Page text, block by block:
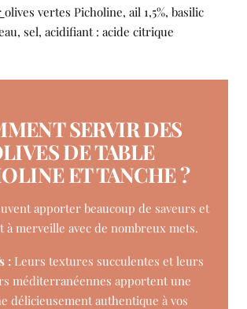
olives vertes Picholine, ail 1,5%, basilic
sel, acidifiant : acide citrique
SERVIR DES
DE TABLE
ET TANCHE ?
apporter beaucoup de saveurs et
à merveille avec de nombreux mets.
: Leurs textures succulentes et leurs
méditerranéennes apportent une
délicieusement authentique à vos